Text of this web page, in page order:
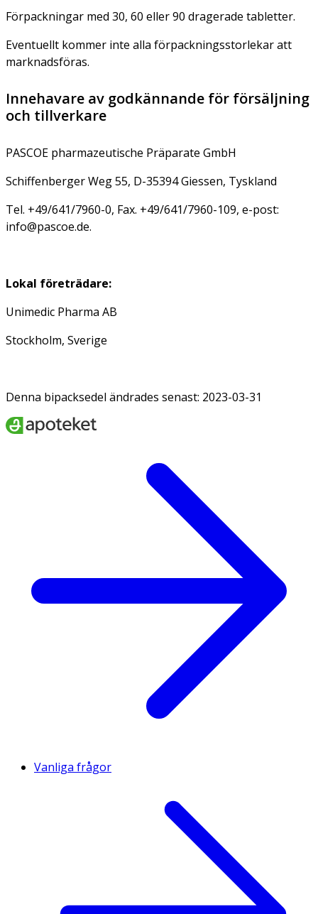
Förpackningar med 30, 60 eller 90 dragerade tabletter.
Eventuellt kommer inte alla förpackningsstorlekar att
marknadsföras.
Innehavare av godkännande för försäljning
och tillverkare
PASCOE pharmazeutische Präparate GmbH
Schiffenberger Weg 55, D-35394 Giessen, Tyskland
Tel. +49/641/7960-0, Fax. +49/641/7960-109, e-post:
info@pascoe.de.
Lokal företrädare:
Unimedic Pharma AB
Stockholm, Sverige
Denna bipacksedel ändrades senast: 2023-03-31
Vanliga frågor